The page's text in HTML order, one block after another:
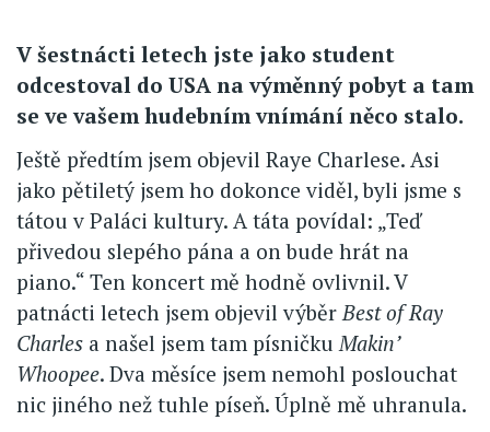
V šestnácti letech jste jako student
odcestoval do USA na výměnný pobyt a tam
se ve vašem hudebním vnímání něco stalo.
Ještě předtím jsem objevil Raye Charlese. Asi
jako pětiletý jsem ho dokonce viděl, byli jsme s
tátou v Paláci kultury. A táta povídal: „Teď
přivedou slepého pána a on bude hrát na
piano.“ Ten koncert mě hodně ovlivnil. V
patnácti letech jsem objevil výběr Best of Ray
Charles a našel jsem tam písničku Makin’
Whoopee. Dva měsíce jsem nemohl poslouchat
nic jiného než tuhle píseň. Úplně mě uhranula.